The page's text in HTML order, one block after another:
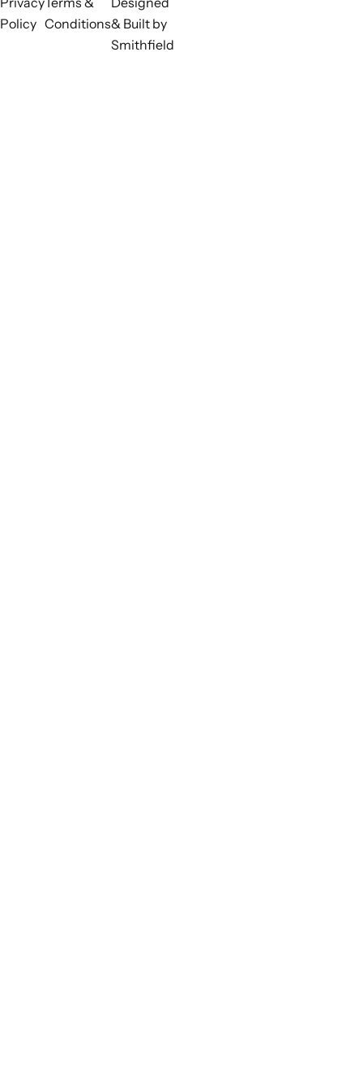
Policy Conditions& Built by
Smithfield